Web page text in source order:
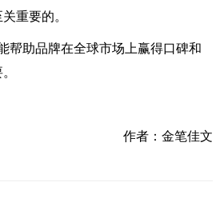
重要的。
帮助品牌在全球市场上赢得口碑和
作者：金笔佳文